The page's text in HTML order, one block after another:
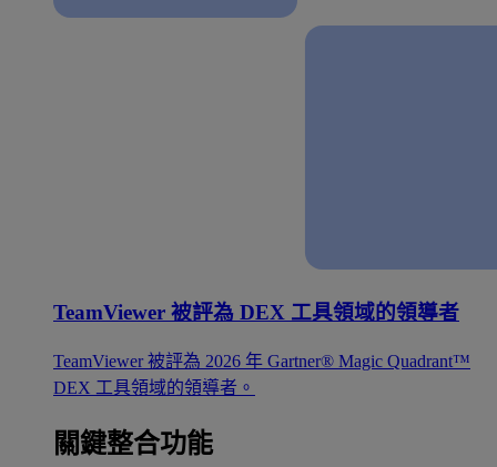
TeamViewer 被評為 DEX 工具領域的領導者
TeamViewer 被評為 2026 年 Gartner® Magic Quadrant™
DEX 工具領域的領導者。
關鍵整合功能